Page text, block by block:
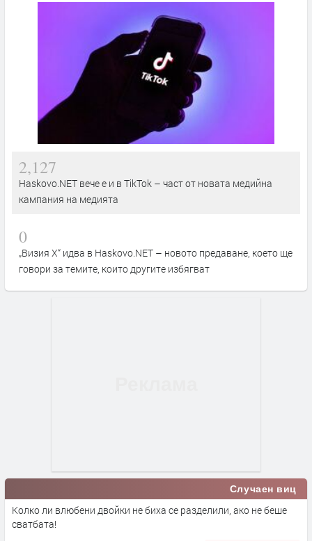
2,127
Haskovo.NET вече е и в TikTok – част от новата медийна
кампания на медията
0
„Визия Х“ идва в Haskovo.NET – новото предаване, което ще
говори за темите, които другите избягват
Случаен виц
Колко ли влюбени двойки не биха се разделили, ако не беше
сватбата!